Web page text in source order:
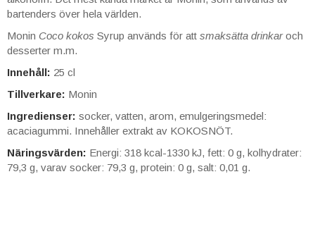
bartenders över hela världen.
Monin Coco kokos Syrup används för att smaksätta drinkaroch
desserter m.m.
Innehåll: 25 cl
Tillverkare: Monin
Ingredienser: socker, vatten, arom, emulgeringsmedel:
acaciagummi. Innehåller extrakt av KOKOSNÖT.
Näringsvärden: Energi: 318 kcal-1330 kJ, fett: 0 g, kolhydrater:
79,3 g, varav socker: 79,3 g, protein: 0 g, salt: 0,01 g.